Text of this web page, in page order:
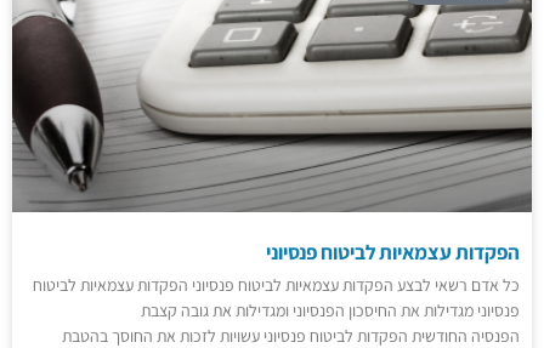
הפקדות עצמאיות לביטוח פנסיוני
כל אדם רשאי לבצע הפקדות עצמאיות לביטוח פנסיוני הפקדות עצמאיות לביטוח
פנסיוני מגדילות את החיסכון הפנסיוני ומגדילות את גובה קצבת
הפנסיה החודשית הפקדות לביטוח פנסיוני עשויות לזכות את החוסך בהטבת